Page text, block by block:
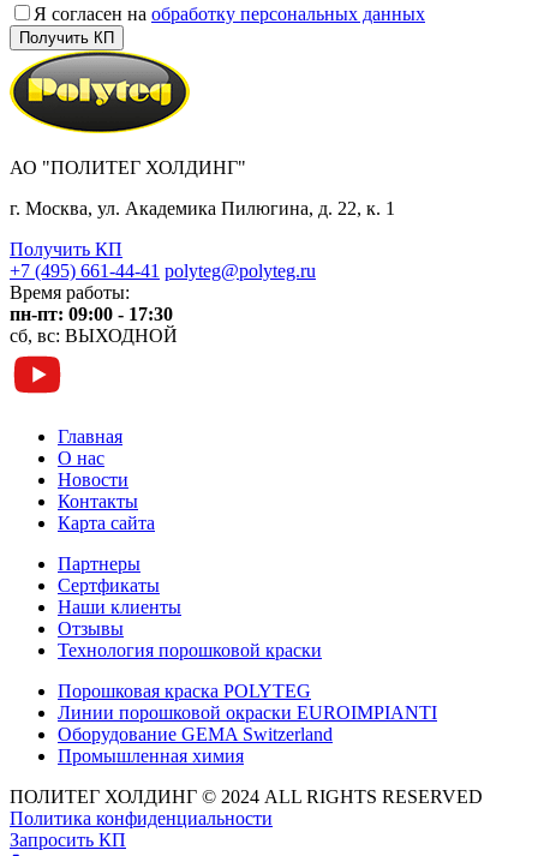
Я согласен на обработку персональных данных
АО "ПОЛИТЕГ ХОЛДИНГ"
г. Москва, ул. Академика Пилюгина, д. 22, к. 1
Получить КП
+7 (495) 661-44-41 polyteg@polyteg.ru
Время работы:
пн-пт: 09:00 - 17:30
сб, вс: ВЫХОДНОЙ
Главная
О нас
Новости
Контакты
Карта сайта
Партнеры
Сертфикаты
Наши клиенты
Отзывы
Технология порошковой краски
Порошковая краска POLYTEG
Линии порошковой окраски EUROIMPIANTI
Оборудование GEMA Switzerland
Промышленная химия
ПОЛИТЕГ ХОЛДИНГ © 2024 ALL RIGHTS RESERVED
Политика конфиденциальности
Запросить КП